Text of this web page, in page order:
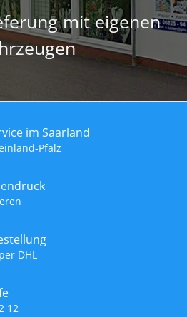
mit eigenen
im Saarland
Pfalz
DHL
12